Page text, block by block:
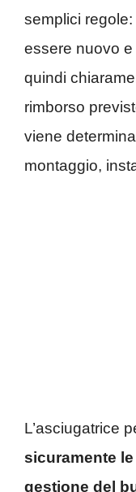
semplici
essere nuovo
quindi
rimborso
viene
montaggio,
L’asciugatrice
sicuramente
gestione del